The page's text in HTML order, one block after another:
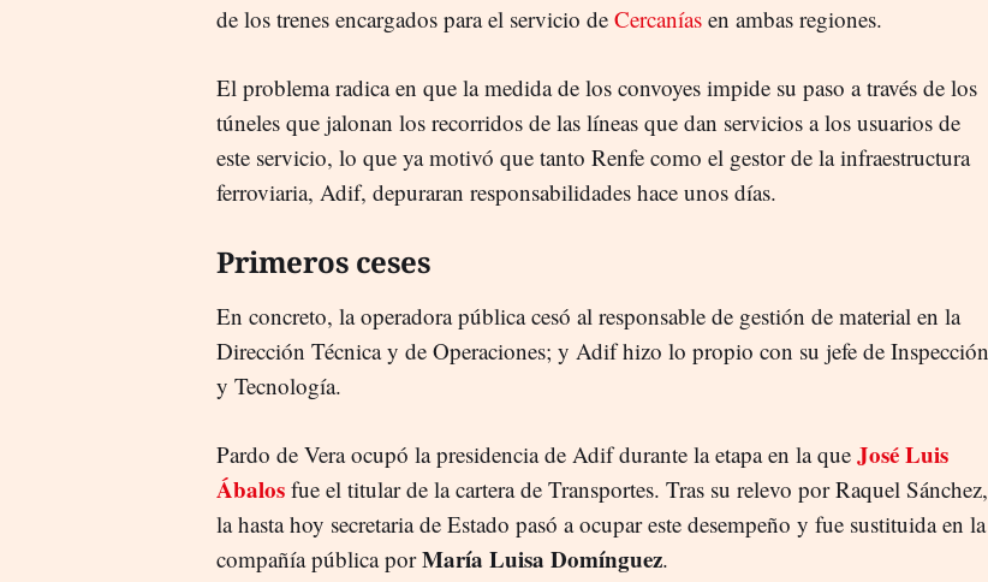
de los trenes encargados para el servicio de Cercanías en ambas regiones.
El problema radica en que la medida de los convoyes impide su paso a través de los
túneles que jalonan los recorridos de las líneas que dan servicios a los usuarios de
este servicio, lo que ya motivó que tanto Renfe como el gestor de la infraestructura
ferroviaria, Adif, depuraran responsabilidades hace unos días.
Primeros ceses
En concreto, la operadora pública cesó al responsable de gestión de material en la
Dirección Técnica y de Operaciones; y Adif hizo lo propio con su jefe de Inspección
y Tecnología.
Pardo de Vera ocupó la presidencia de Adif durante la etapa en la que José Luis
Ábalos fue el titular de la cartera de Transportes. Tras su relevo por Raquel Sánchez,
la hasta hoy secretaria de Estado pasó a ocupar este desempeño y fue sustituida en la
compañía pública porMaría Luisa Domínguez.